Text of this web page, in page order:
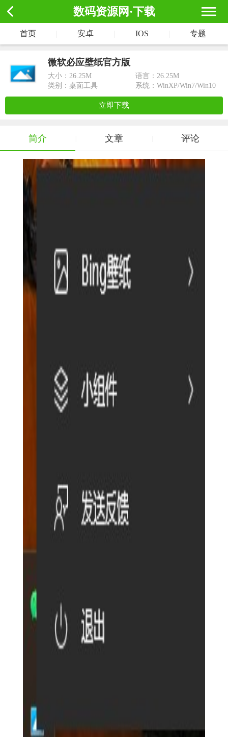
数码资源网·下载
首页 安卓 IOS 专题
微软必应壁纸官方版
大小： 26.25M
语言：26.25M
类别：桌面工具
系统：WinXP/Win7/Win10
立即下载
简介 文章 评论